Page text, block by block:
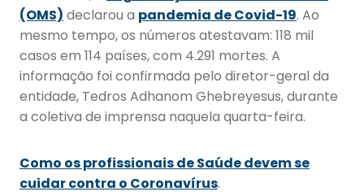
(OMS) declarou a pandemia de Covid-19. Ao
mesmo tempo, os números atestavam: 118 mil
casos em 114 países, com 4.291 mortes. A
informação foi confirmada pelo diretor-geral da
entidade, Tedros Adhanom Ghebreyesus, durante
a coletiva de imprensa naquela quarta-feira.
Como os profissionais de Saúde devem se
cuidar contra o Coronavírus.